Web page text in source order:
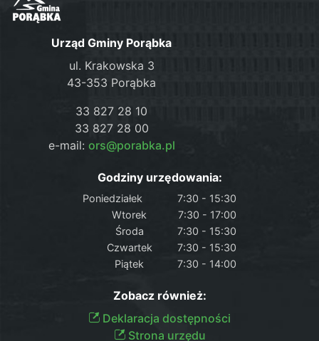
Urząd Gminy Porąbka
ul. Krakowska 3
43-353 Porąbka
33 827 28 10
33 827 28 00
e-mail: ors@porabka.pl
Godziny urzędowania:
Poniedziałek
7:30 - 15:30
Wtorek
7:30 - 17:00
Środa
7:30 - 15:30
Czwartek
7:30 - 15:30
Piątek
7:30 - 14:00
Zobacz również:
Deklaracja dostępności
Strona urzędu